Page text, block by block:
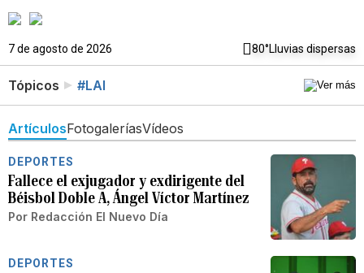
7 de agosto de 2026 80°Lluvias dispersas
Tópicos #LAI
ArtículosFotogaleríasVídeos
DEPORTES
Fallece el exjugador y exdirigente del
Béisbol Doble A, Ángel Víctor Martínez
Por Redacción El Nuevo Día
DEPORTES